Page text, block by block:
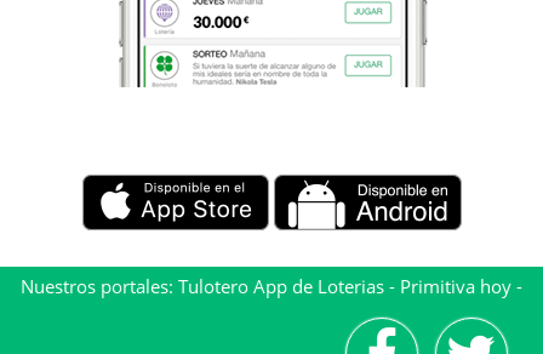
Nuestros portales: Tulotero App de Loterias - Primitiva hoy -